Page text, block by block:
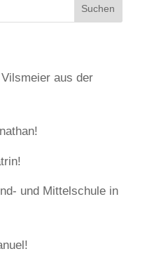
aus der
und Mittelschule in